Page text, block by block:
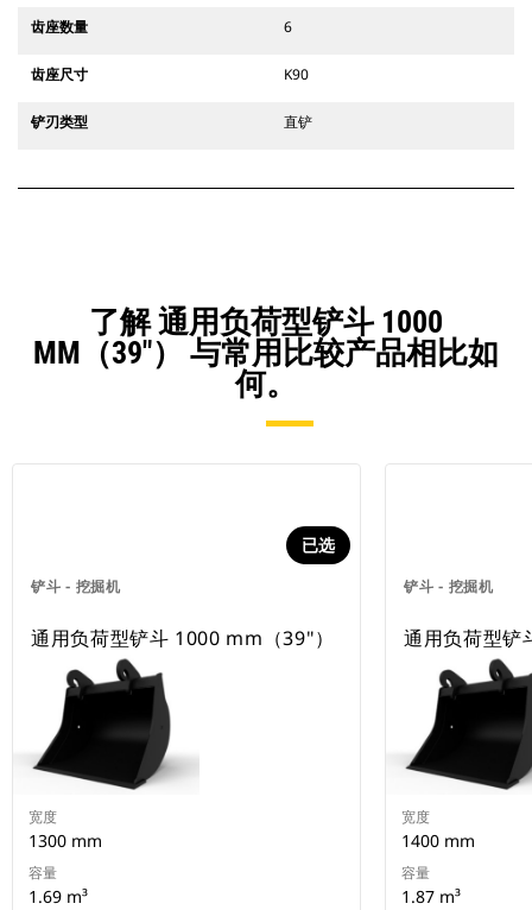
齿座数量 6
齿座尺寸 K90
铲刃类型 直铲
了解 通用负荷型铲斗 1000
MM（39"） 与常用比较产品相比如
何。
铲斗 - 挖掘机
已选
通用负荷型铲斗 1000 mm（39"）
宽度
1300 mm
容量
1.69 m³
铲斗 - 挖掘机
通用负荷型
宽度
1400 mm
容量
1.87 m³